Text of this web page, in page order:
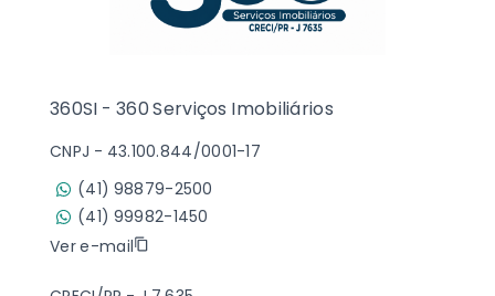
360SI - 360 Serviços Imobiliários
CNPJ - 43.100.844/0001-17
(41) 98879-2500
(41) 99982-1450
Ver e-mail